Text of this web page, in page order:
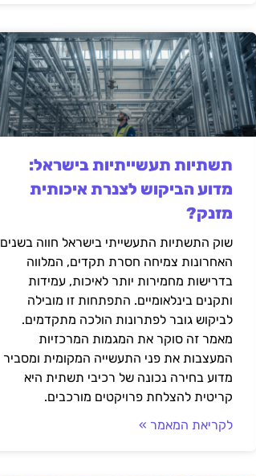
תשתיות תעשייתיות בישראל:
מדוע הביקוש לצנרת איכותית
מזנק?
שוק התשתיות התעשייתי בישראל חווה בשנים
האחרונות צמיחה חסרת תקדים, המלווה
בדרישות מחמירות יותר לאיכות, עמידות
ותקנים בינלאומיים. התפתחות זו מובילה
לביקוש גובר לפתרונות הולכה מתקדמים.
מאמר זה סוקר את המגמות המרכזיות
המעצבות את פני התעשייה המקומית ומסביר
מדוע בחירה נכונה של רכיבי תשתית היא
קריטית להצלחת פרויקטים מורכבים.
לקריאת המאמר »